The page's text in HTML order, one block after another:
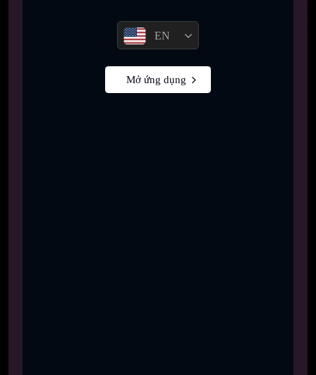
EN
Mở ứng dụng